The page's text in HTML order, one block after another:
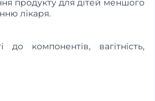
лікаря.
до компонентів, вагітність,